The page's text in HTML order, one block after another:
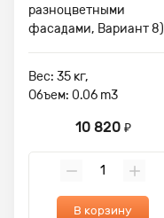
разноцветными
фасадами, Вариант 8)
Вес: 35 кг,
Объем: 0.06 m3
10 820 ₽
В корзину